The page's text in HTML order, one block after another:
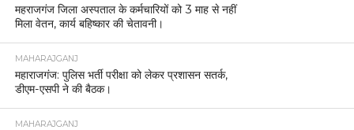
महराजगंज जिला अस्पताल के कर्मचारियों को 3 माह से नहीं
मिला वेतन, कार्य बहिष्कार की चेतावनी।
MAHARAJGANJ
महाराजगंज: पुलिस भर्ती परीक्षा को लेकर प्रशासन सतर्क,
डीएम-एसपी ने की बैठक।
MAHARAJGANJ